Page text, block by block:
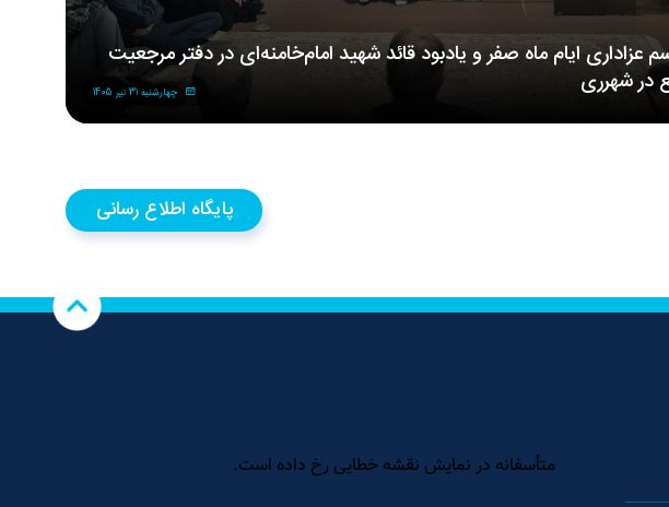
عزاداری‌ ایام ماه صفر و یادبود قائد شهید امام‌خامنه‌ای در دفتر مرجعیت
در شهرری
چهارشنبه 31 تیر 1405
پایگاه اطلاع رسانی